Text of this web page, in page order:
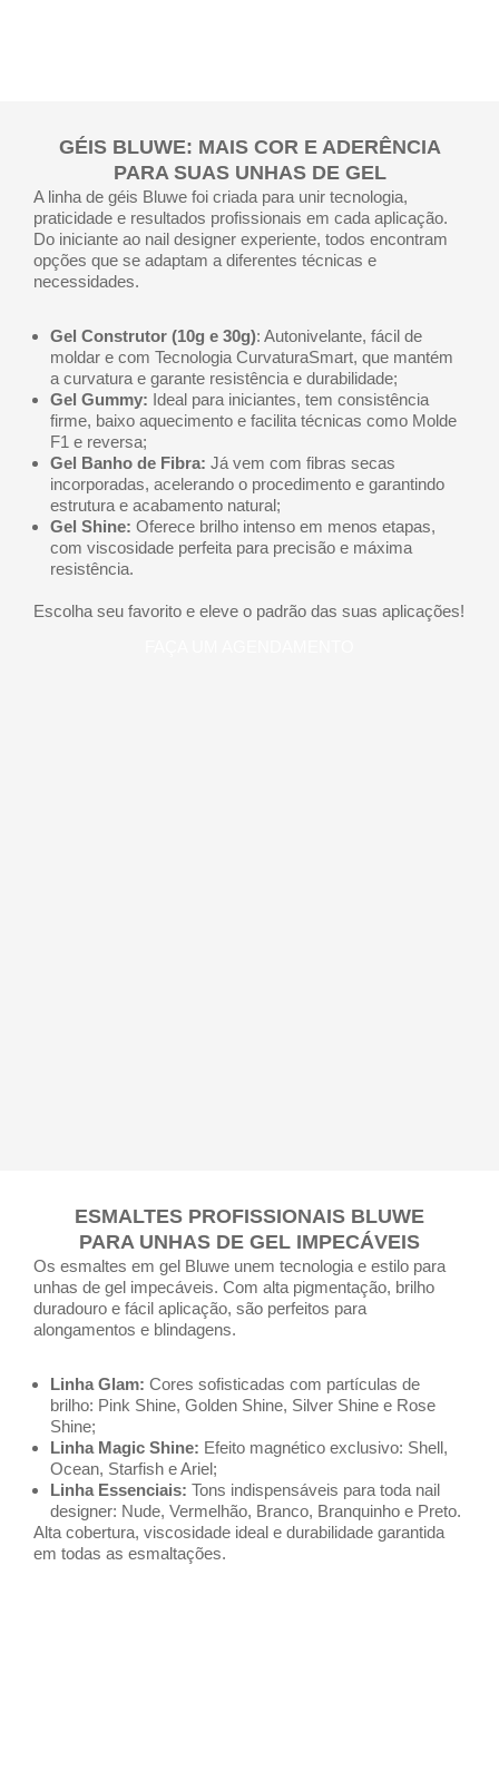
GÉIS BLUWE: MAIS COR E ADERÊNCIA
PARA SUAS UNHAS DE GEL
A linha de géis Bluwe foi criada para unir tecnologia,
praticidade e resultados profissionais em cada aplicação.
Do iniciante ao nail designer experiente, todos encontram
opções que se adaptam a diferentes técnicas e
necessidades.
Gel Construtor (10g e 30g): Autonivelante, fácil de
moldar e com Tecnologia CurvaturaSmart, que mantém
a curvatura e garante resistência e durabilidade;
Gel Gummy: Ideal para iniciantes, tem consistência
firme, baixo aquecimento e facilita técnicas como Molde
F1 e reversa;
Gel Banho de Fibra: Já vem com fibras secas
incorporadas, acelerando o procedimento e garantindo
estrutura e acabamento natural;
Gel Shine: Oferece brilho intenso em menos etapas,
com viscosidade perfeita para precisão e máxima
resistência.
Escolha seu favorito e eleve o padrão das suas aplicações!
ESMALTES PROFISSIONAIS BLUWE
PARA UNHAS DE GEL IMPECÁVEIS
Os esmaltes em gel Bluwe unem tecnologia e estilo para
unhas de gel impecáveis. Com alta pigmentação, brilho
duradouro e fácil aplicação, são perfeitos para
alongamentos e blindagens.
Linha Glam: Cores sofisticadas com partículas de
brilho: Pink Shine, Golden Shine, Silver Shine e Rose
Shine;
Linha Magic Shine: Efeito magnético exclusivo: Shell,
Ocean, Starfish e Ariel;
Linha Essenciais: Tons indispensáveis para toda nail
designer: Nude, Vermelhão, Branco, Branquinho e Preto.
Alta cobertura, viscosidade ideal e durabilidade garantida
em todas as esmaltações.